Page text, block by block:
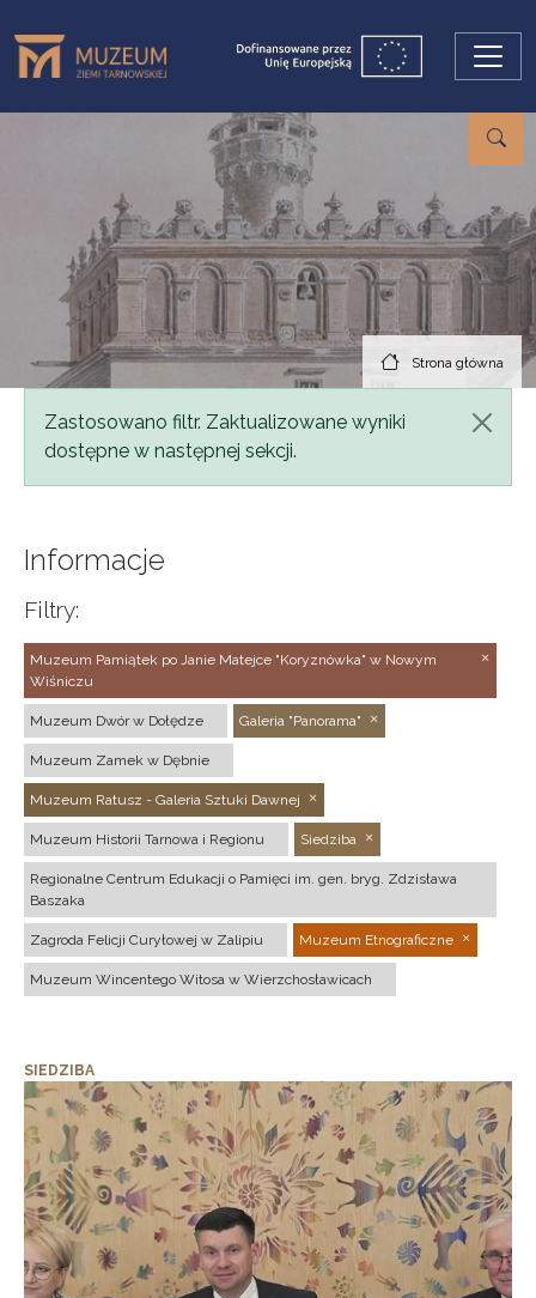
Strona główna
Komunikat
Zastosowano filtr. Zaktualizowane wyniki
dostępne w następnej sekcji.
Informacje
Filtry:
Muzeum Pamiątek po Janie Matejce "Koryznówka" w Nowym
Wiśniczu
Muzeum Dwór w Dołędze Galeria "Panorama"
Muzeum Zamek w Dębnie
Muzeum Ratusz - Galeria Sztuki Dawnej
Muzeum Historii Tarnowa i Regionu Siedziba
Regionalne Centrum Edukacji o Pamięci im. gen. bryg. Zdzisława
Baszaka
Zagroda Felicji Curyłowej w Zalipiu Muzeum Etnograficzne
Muzeum Wincentego Witosa w Wierzchosławicach
SIEDZIBA